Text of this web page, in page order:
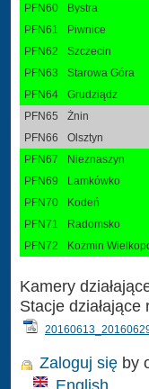
PFN60
Bystra
PFN61
Piwnice
PFN62
Szczecin
PFN63
Starowa Góra
PFN64
Grudziądz
PFN65
Żnin
PFN66
Olsztyn
PFN67
Nieznaszyn
PFN69
Lamkówko
PFN70
Kodeń
PFN71
Radomsko
PFN72
Kożmin
Kamery
Stacje
Zaloguj się by
English